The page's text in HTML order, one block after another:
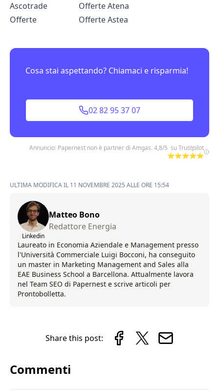
Ascotrade
Offerte
Offerte Atena
Offerte Astea
Cosa stai aspettando? Chiamaci e risparmia!
02 82 95 37 07
Annuncio: Papernest non è partner di Amgas. 4,8/5 su Trustpilot
⭐⭐⭐⭐⭐
ULTIMA MODIFICA IL 11 NOVEMBRE 2025 ALLE ORE 15:54
Linkedin
Matteo Bono
Redattore Energia
Laureato in Economia Aziendale e Management presso
l'Università Commerciale Luigi Bocconi, ha conseguito
un master in Marketing Management and Sales alla
EAE Business School a Barcellona. Attualmente lavora
nel Team SEO di Papernest e scrive articoli per
Prontobolletta.
Share this post:
Commenti